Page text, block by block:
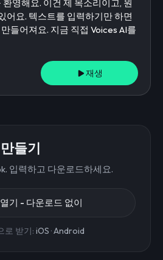
재생
들기
입력하고 다운로드하세요.
기 - 다운로드 없이
로 받기: iOS ·Android